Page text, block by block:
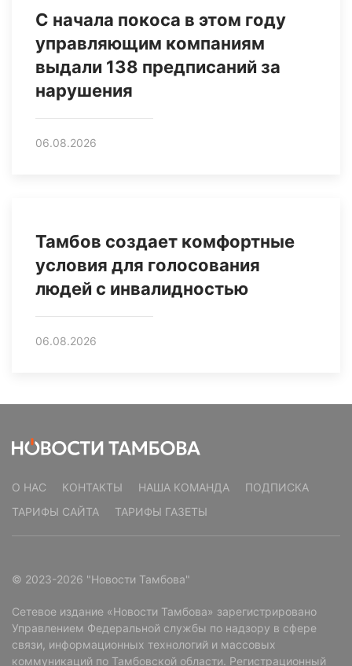
С начала покоса в этом году
управляющим компаниям
выдали 138 предписаний за
нарушения
06.08.2026
Тамбов создает комфортные
условия для голосования
людей с инвалидностью
06.08.2026
О НАС КОНТАКТЫ НАША КОМАНДА
ПОДПИСКА
ТАРИФЫ САЙТА
ТАРИФЫ ГАЗЕТЫ
© 2023-2026 "Новости Тамбова"
Сетевое издание «Новости Тамбова» зарегистрировано
Управлением Федеральной службы по надзору в сфере
связи, информационных технологий и массовых
коммуникаций по Тамбовской области. Регистрационный